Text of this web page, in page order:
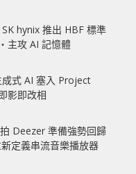
hynix 推出 HBF 標準
攻 AI 記憶體
式 AI 塞入 Project
影即改相
Deezer 準備強勢回歸
定義串流音樂播放器